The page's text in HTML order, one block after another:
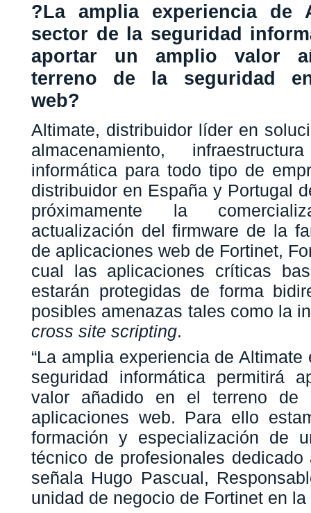
?La amplia experiencia de
sector de la seguridad
aportar un amplio valor
terreno de la seguridad
web?
Altimate, distribuidor lí­der en
almacenamiento,
informática para todo tipo de
distribuidor en España y Portugal
próximamente la
actualización del firmware de la
de aplicaciones web de Fortinet,
cual las aplicaciones crí­ticas
estarán protegidas de forma
posibles amenazas tales como la
cross site scripting.
“La amplia experiencia de
seguridad informática permitirá
valor añadido en el terreno de
aplicaciones web. Para ello
formación y especialización de
técnico de profesionales dedicado
señala Hugo Pascual,
unidad de negocio de Fortinet en